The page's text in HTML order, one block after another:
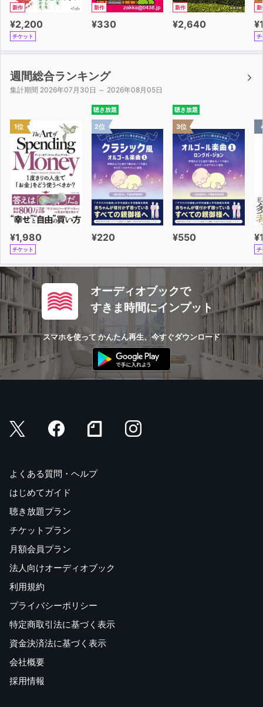
新作
¥2,200
チケット
新作
¥330
新作
¥2,640
新
チ
週間総合ランキング
集計期間 2026年07月30日 ～ 2026年08月05日
1位
¥1,980
チケット
聴き放題
2位
¥220
聴き放題
3位
¥550
チ
オーディオブックで
すきま時間にインプット
スマホを使って かんたん再生、今すぐダウンロード
よくある質問・ヘルプ
はじめてガイド
聴き放題プラン
チケットプラン
月額会員プラン
法人向けオーディオブック
利用規約
プライバシーポリシー
特定商取引法に基づく表示
資金決済法に基づく表示
会社概要
採用情報